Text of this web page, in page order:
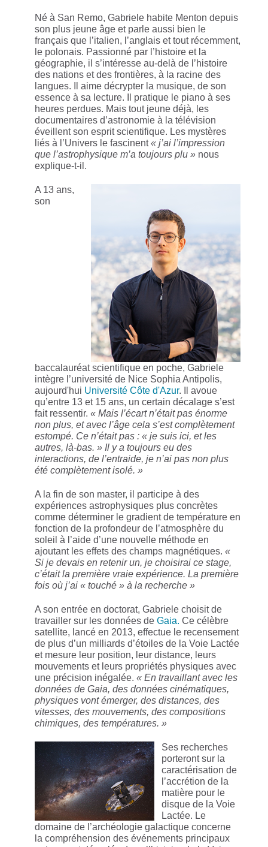
Né à San Remo, Gabriele habite Menton depuis
son plus jeune âge et parle aussi bien le
français que l’italien, l’anglais et tout récemment,
le polonais. Passionné par l’histoire et la
géographie, il s’intéresse au-delà de l’histoire
des nations et des frontières, à la racine des
langues. Il aime décrypter la musique, de son
essence à sa lecture. Il pratique le piano à ses
heures perdues. Mais tout jeune déjà, les
documentaires d’astronomie à la télévision
éveillent son esprit scientifique. Les mystères
liés à l’Univers le fascinent« j’ai l’impression
que l’astrophysique m’a toujours plu » nous
explique-t-il.
A 13 ans,
son
baccalauréat scientifique en poche, Gabriele
intègre l’université de Nice Sophia Antipolis,
aujourd'hui Université Côte d'Azur. Il avoue
qu’entre 13 et 15 ans, un certain décalage s’est
fait ressentir. « Mais l’écart n’était pas énorme
non plus, et avec l’âge cela s’est complètement
estompé. Ce n’était pas : « je suis ici, et les
autres, là-bas. » Il y a toujours eu des
interactions, de l’entraide, je n’ai pas non plus
été complètement isolé. »
A la fin de son master, il participe à des
expériences astrophysiques plus concrètes
comme déterminer le gradient de température en
fonction de la profondeur de l’atmosphère du
soleil à l’aide d’une nouvelle méthode en
ajoutant les effets des champs magnétiques. «
Si je devais en retenir un, je choisirai ce stage,
c’était la première vraie expérience. La première
fois où j’ai « touché » à la recherche »
A son entrée en doctorat, Gabriele choisit de
travailler sur les données de Gaia. Ce célèbre
satellite, lancé en 2013, effectue le recensement
de plus d’un milliards d’étoiles de la Voie Lactée
et mesure leur position, leur distance, leurs
mouvements et leurs propriétés physiques avec
une précision inégalée. « En travaillant avec les
données de Gaia, des données cinématiques,
physiques vont émerger, des distances, des
vitesses, des mouvements, des compositions
chimiques, des températures. »
Ses recherches
porteront sur la
caractérisation de
l’accrétion de la
matière pour le
disque de la Voie
Lactée. Le
domaine de l’archéologie galactique concerne
la compréhension des événements principaux